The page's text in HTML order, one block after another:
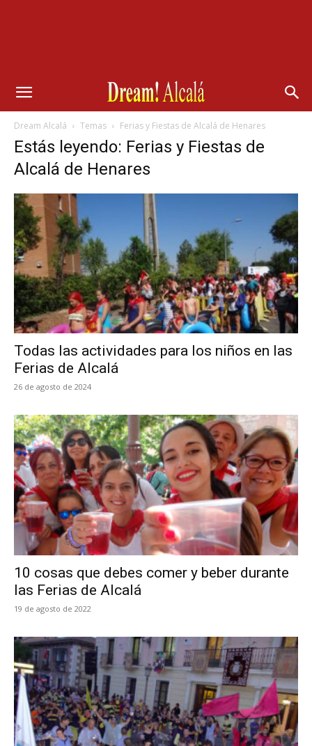
Dream Alcalá Temas Ferias y Fiestas de Alcalá de Henares
Estás leyendo: Ferias y Fiestas de
Alcalá de Henares
Todas las actividades para los niños en las
Ferias de Alcalá
26 de agosto de 2024
10 cosas que debes comer y beber durante
las Ferias de Alcalá
19 de agosto de 2022